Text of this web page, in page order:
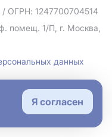
/ ОГРН: 1247700704514
помещ. 1/П, г. Москва,
данных
Я согласен